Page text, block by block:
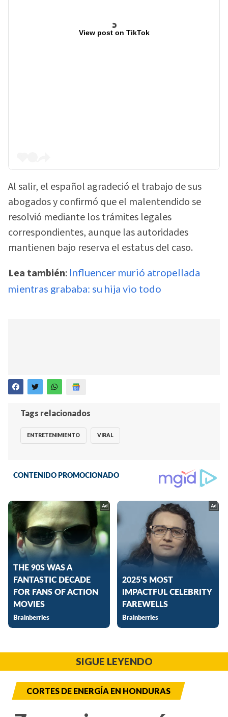
View post on TikTok
Al salir, el español agradeció el trabajo de sus
abogados y confirmó que el malentendido se
resolvió mediante los trámites legales
correspondientes, aunque las autoridades
mantienen bajo reserva el estatus del caso.
Lea también: Influencer murió atropellada
mientras grababa: su hija vio todo
Tags relacionados
ENTRETENIMIENTO VIRAL
SIGUE LEYENDO
CORTES DE ENERGÍA EN HONDURAS